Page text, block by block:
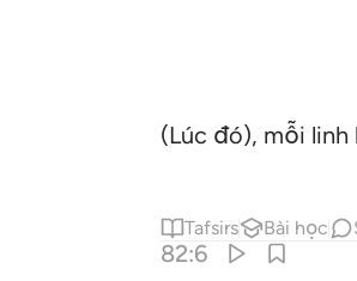
(Lúc đó), mỗi
Tafsirs Bài học
82:6